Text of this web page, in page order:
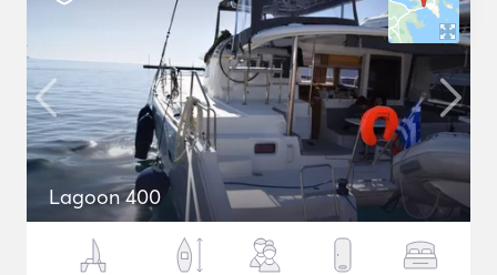
Lagoon 400